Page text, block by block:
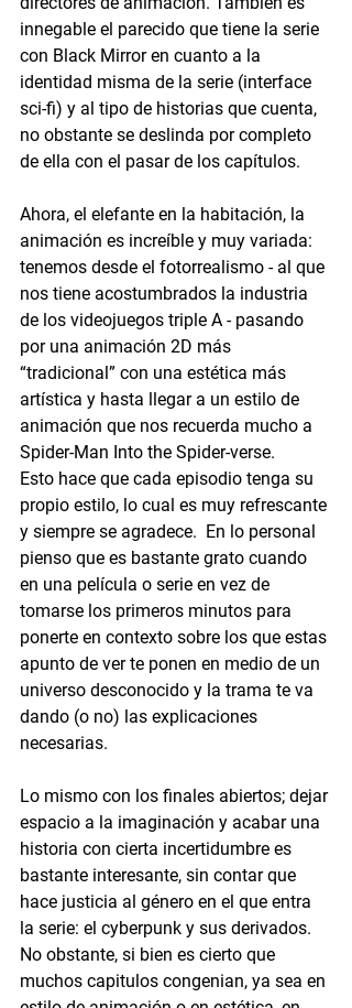
innegable el parecido que tiene la serie
con Black Mirror en cuanto a la
identidad misma de la serie (interface
sci-fi) y al tipo de historias que cuenta,
no obstante se deslinda por completo
de ella con el pasar de los capítulos.
Ahora, el elefante en la habitación, la
animación es increíble y muy variada:
tenemos desde el fotorrealismo - al que
nos tiene acostumbrados la industria
de los videojuegos triple A - pasando
por una animación 2D más
“tradicional” con una estética más
artística y hasta llegar a un estilo de
animación que nos recuerda mucho a
Spider-Man Into the Spider-verse.
Esto hace que cada episodio tenga su
propio estilo, lo cual es muy refrescante
y siempre se agradece.  En lo personal
pienso que es bastante grato cuando
en una película o serie en vez de
tomarse los primeros minutos para
ponerte en contexto sobre los que estas
apunto de ver te ponen en medio de un
universo desconocido y la trama te va
dando (o no) las explicaciones
necesarias.
Lo mismo con los finales abiertos; dejar
espacio a la imaginación y acabar una
historia con cierta incertidumbre es
bastante interesante, sin contar que
hace justicia al género en el que entra
la serie: el cyberpunk y sus derivados.
No obstante, si bien es cierto que
muchos capitulos congenian, ya sea en